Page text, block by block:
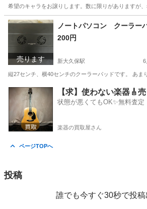
希望のキャラをお譲りします。数に限りがありますが
東京 新宿区 新大久保駅 その他 モモ
売ります
ノートパソコン クーラー
200円
新大久保駅 6
縦27センチ、横40センチのクーラーパッドです。 あ
東京 新宿区 新大久保駅 周辺機器 ク
【求】使わない楽器🎸
状態が悪くてもOK✨無料査定
楽器の買取屋さん
ページTOPへ
投稿
誰でも今すぐ30秒で投稿